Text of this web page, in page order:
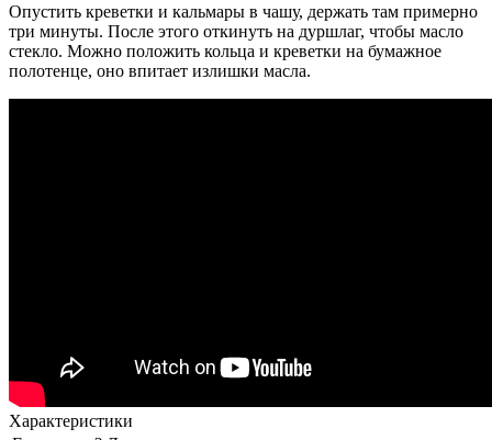
Опустить креветки и кальмары в чашу, держать там примерно
три минуты. После этого откинуть на дуршлаг, чтобы масло
стекло. Можно положить кольца и креветки на бумажное
полотенце, оно впитает излишки масла.
Характеристики